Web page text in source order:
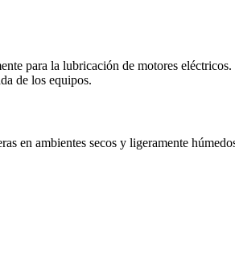
para la lubricación de motores
de los equipos.
en ambientes secos y ligeramente